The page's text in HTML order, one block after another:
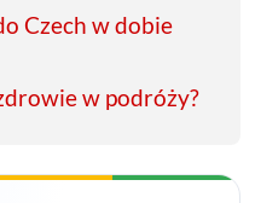
Czech w dobie
w podróży?